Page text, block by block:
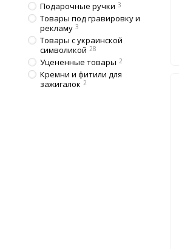
Подарочные ручки 3
Товары под гравировку и
рекламу 3
Товары с украинской
символикой 28
Уцененные товары 2
Кремни и фитили для
зажигалок 2